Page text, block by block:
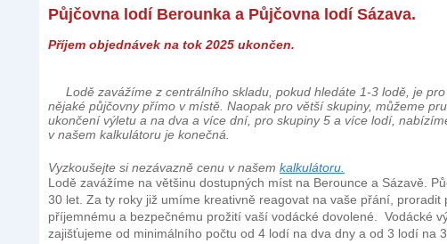
Půjčovna lodí Berounka a Půjčovna lodí Sázava.
Příjem objednávek na tok 2025 ukončen.
Lodě zavážíme z centrálního skladu, pokud hledáte 1-3 lodě, je
nějaké půjčovny přímo v místě. Naopak pro větší skupiny, můžeme
ukončení výletu a na dva a více dní, pro skupiny 5 a více lodí,
v našem kalkulátoru je konečná.
Vyzkoušejte si nezávazně cenu v našem kalkulátoru.
Lodě zavážíme na většinu dostupných míst na Berounce a Sázavě.
30 let. Za ty roky již umíme kreativně reagovat na vaše přání,
příjemnému a bezpečnému prožití vaší vodácké dovolené. Vodácké
zajišťujeme od minimálního počtu od 4 lodí na dva dny a od 3 lodí na